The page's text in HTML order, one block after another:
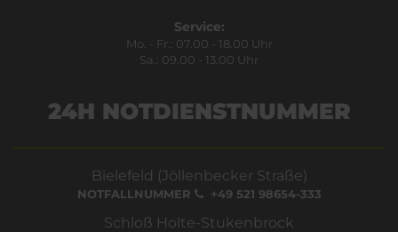
Service:
Mo. - Fr.: 07.00 - 18.00 Uhr
Sa.: 09.00 - 13.00 Uhr
24H NOTDIENSTNUMMER
Bielefeld (Jöllenbecker Straße)
NOTFALLNUMMER +49 521 98654-333
Schloß Holte-Stukenbrock